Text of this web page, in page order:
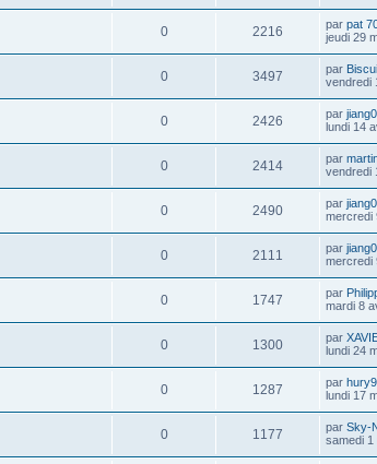
0 2216 par pat
jeudi 29
0 3497 par
vendredi
0 2426 par
lundi 14
0 2414 par
vendredi
0 2490 par
mercredi
0 2111 par
mercredi
0 1747 par
mardi 8
0 1300 par
lundi 24
0 1287 par
lundi 17
0 1177 par Sky-
samedi 1